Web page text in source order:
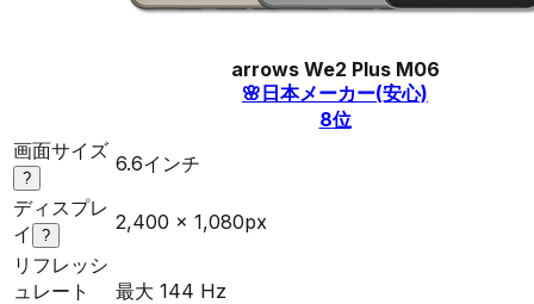
arrows We2 Plus M06
🌸日本メーカー(安心)
8位
画面サイズ
?
6.6インチ
ディスプレ
イ
?
2,400 × 1,080px
リフレッシ
ュレート
最大 144 Hz